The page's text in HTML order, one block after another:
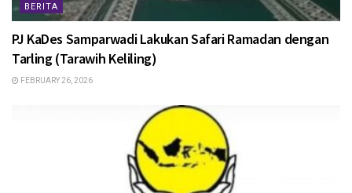
BERITA
PJ KaDes Samparwadi Lakukan Safari Ramadan dengan
Tarling (Tarawih Keliling)
FEBRUARY 26, 2026